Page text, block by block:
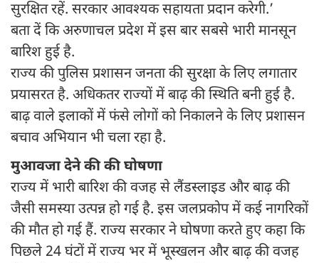
सुरक्षित रहें. सरकार आवश्यक सहायता प्रदान करेगी.’
बता दें कि अरुणाचल प्रदेश में इस बार सबसे भारी मानसून
बारिश हुई है.
राज्य की पुलिस प्रशासन जनता की सुरक्षा के लिए लगातार
प्रयासरत है. अधिकतर राज्यों में बाढ़ की स्थिति बनी हुई है.
बाढ़ वाले इलाकों में फंसे लोगों को निकालने के लिए प्रशासन
बचाव अभियान भी चला रहा है.
मुआवजा देने की की घोषणा
राज्य में भारी बारिश की वजह से लैंडस्लाइड और बाढ़ की
जैसी समस्या उत्पन्न हो गई है. इस जलप्रकोप में कई नागरिकों
की मौत हो गई हैं. राज्य सरकार ने घोषणा करते हुए कहा कि
पिछले 24 घंटों में राज्य भर में भूस्खलन और बाढ़ की वजह